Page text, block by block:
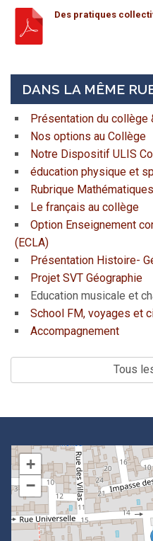
Des pratiques
DANS LA MÊME
Présentation du collège
Nos options au Collège
Notre Dispositif ULIS
éducation physique et
Rubrique Mathématiques
Le français au collège
Option Enseignement
(ECLA)
Présentation Histoire-
Projet SVT Géographie
Education musicale et
School FM, voyages et
Accompagnement
Tous
+
−